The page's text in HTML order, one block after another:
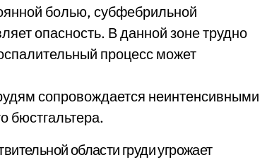
болью, субфебрильной
опасность. В данной зоне трудно
процесс может
сопровождается неинтенсивными
бюстгальтера.
области груди угрожает